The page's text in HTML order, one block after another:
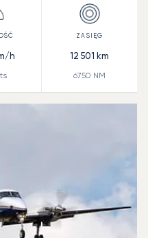
h 12 501 km
6750 NM